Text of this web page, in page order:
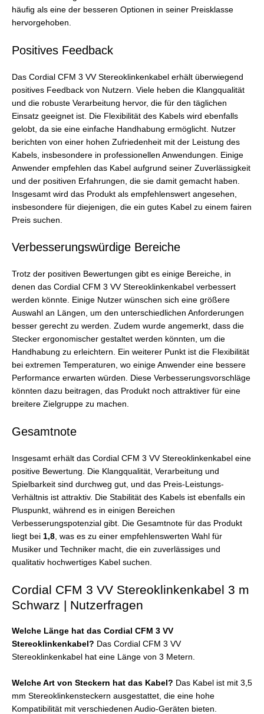
häufig als eine der besseren Optionen in seiner Preisklasse
hervorgehoben.
Positives Feedback
Das Cordial CFM 3 VV Stereoklinkenkabel erhält überwiegend
positives Feedback von Nutzern. Viele heben die Klangqualität
und die robuste Verarbeitung hervor, die für den täglichen
Einsatz geeignet ist. Die Flexibilität des Kabels wird ebenfalls
gelobt, da sie eine einfache Handhabung ermöglicht. Nutzer
berichten von einer hohen Zufriedenheit mit der Leistung des
Kabels, insbesondere in professionellen Anwendungen. Einige
Anwender empfehlen das Kabel aufgrund seiner Zuverlässigkeit
und der positiven Erfahrungen, die sie damit gemacht haben.
Insgesamt wird das Produkt als empfehlenswert angesehen,
insbesondere für diejenigen, die ein gutes Kabel zu einem fairen
Preis suchen.
Verbesserungswürdige Bereiche
Trotz der positiven Bewertungen gibt es einige Bereiche, in
denen das Cordial CFM 3 VV Stereoklinkenkabel verbessert
werden könnte. Einige Nutzer wünschen sich eine größere
Auswahl an Längen, um den unterschiedlichen Anforderungen
besser gerecht zu werden. Zudem wurde angemerkt, dass die
Stecker ergonomischer gestaltet werden könnten, um die
Handhabung zu erleichtern. Ein weiterer Punkt ist die Flexibilität
bei extremen Temperaturen, wo einige Anwender eine bessere
Performance erwarten würden. Diese Verbesserungsvorschläge
könnten dazu beitragen, das Produkt noch attraktiver für eine
breitere Zielgruppe zu machen.
Gesamtnote
Insgesamt erhält das Cordial CFM 3 VV Stereoklinkenkabel eine
positive Bewertung. Die Klangqualität, Verarbeitung und
Spielbarkeit sind durchweg gut, und das Preis-Leistungs-
Verhältnis ist attraktiv. Die Stabilität des Kabels ist ebenfalls ein
Pluspunkt, während es in einigen Bereichen
Verbesserungspotenzial gibt. Die Gesamtnote für das Produkt
liegt bei 1,8, was es zu einer empfehlenswerten Wahl für
Musiker und Techniker macht, die ein zuverlässiges und
qualitativ hochwertiges Kabel suchen.
Cordial CFM 3 VV Stereoklinkenkabel 3 m
Schwarz | Nutzerfragen
Welche Länge hat das Cordial CFM 3 VV
Stereoklinkenkabel? Das Cordial CFM 3 VV
Stereoklinkenkabel hat eine Länge von 3 Metern.
Welche Art von Steckern hat das Kabel? Das Kabel ist mit 3,5
mm Stereoklinkensteckern ausgestattet, die eine hohe
Kompatibilität mit verschiedenen Audio-Geräten bieten.